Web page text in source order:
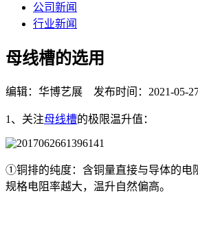
公司新闻
行业新闻
母线槽的选用
编辑：华博艺展 发布时间：2021-05-
1、关注母线槽的极限温升值：
①铜排的纯度：含铜量直接与导体的电
规格电阻率越大，温升自然偏高。